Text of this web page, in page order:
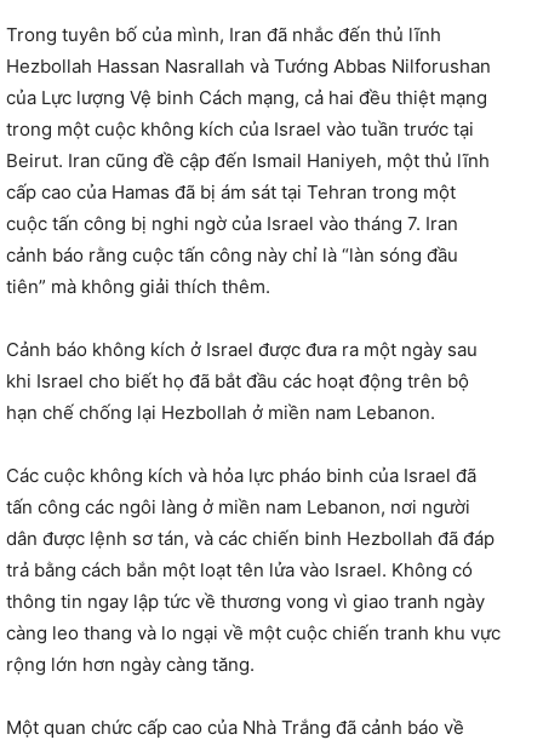
Trong tuyên bố của mình, Iran đã nhắc đến thủ lĩnh
Hezbollah Hassan Nasrallah và Tướng Abbas Nilforushan
của Lực lượng Vệ binh Cách mạng, cả hai đều thiệt mạng
trong một cuộc không kích của Israel vào tuần trước tại
Beirut. Iran cũng đề cập đến Ismail Haniyeh, một thủ lĩnh
cấp cao của Hamas đã bị ám sát tại Tehran trong một
cuộc tấn công bị nghi ngờ của Israel vào tháng 7. Iran
cảnh báo rằng cuộc tấn công này chỉ là “làn sóng đầu
tiên” mà không giải thích thêm.
Cảnh báo không kích ở Israel được đưa ra một ngày sau
khi Israel cho biết họ đã bắt đầu các hoạt động trên bộ
hạn chế chống lại Hezbollah ở miền nam Lebanon.
Các cuộc không kích và hỏa lực pháo binh của Israel đã
tấn công các ngôi làng ở miền nam Lebanon, nơi người
dân được lệnh sơ tán, và các chiến binh Hezbollah đã đáp
trả bằng cách bắn một loạt tên lửa vào Israel. Không có
thông tin ngay lập tức về thương vong vì giao tranh ngày
càng leo thang và lo ngại về một cuộc chiến tranh khu vực
rộng lớn hơn ngày càng tăng.
Một quan chức cấp cao của Nhà Trắng đã cảnh báo về